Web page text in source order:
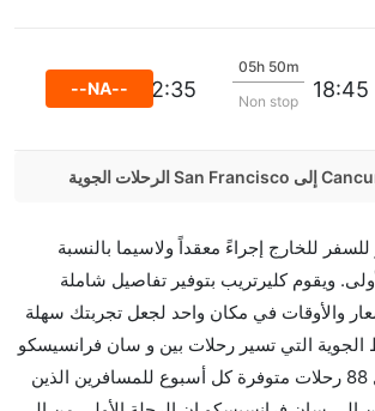
18:45
05h 50m
Non stop
22:35
--NA--
مما تستغرقه الخطوط الجوية الأخرى؟
أسرع رحلات الطيران على هذا الطريق،
الطيران مساحة إضافية للنوم؟
طيران درجة رجال الأعمال توفر مساحة
للخارج إجراءً معقداً ولاسيما بالنسبة
ويقوم كليرتريب بتوفير تفاصيل شاملة
والأوقات في مكان واحد لجعل تجربتك سهلة
التي تسير رحلات بين و سان فرانسيسكو
هي 4 يوجد بالمجمل 88 رحلات متوفرة كل أسبوع للمسافرين الذين